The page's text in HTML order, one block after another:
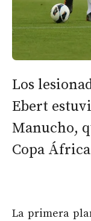
Los
Ebert
Manucho,
Copa
La primera